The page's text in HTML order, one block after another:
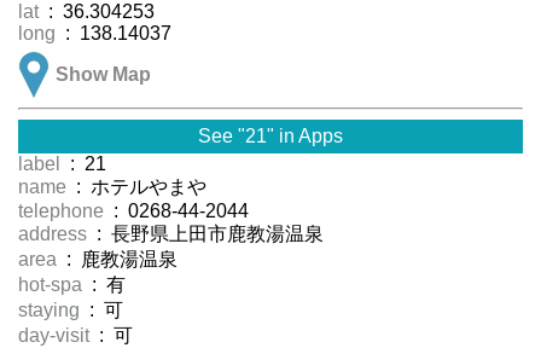
lat : 36.304253
long : 138.14037
Show Map
See "21" in Apps
label
: 21
name : ホテルやまや
telephone : 0268-44-2044
address : 長野県上田市鹿教湯温泉
area : 鹿教湯温泉
hot-spa : 有
staying : 可
day-visit : 可